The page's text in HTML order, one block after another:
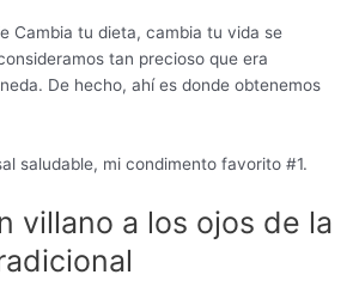
Cambia tu dieta, cambia tu vida se
tan precioso que era
De hecho, ahí es donde obtenemos
saludable, mi condimento favorito #1.
villano a los ojos de la